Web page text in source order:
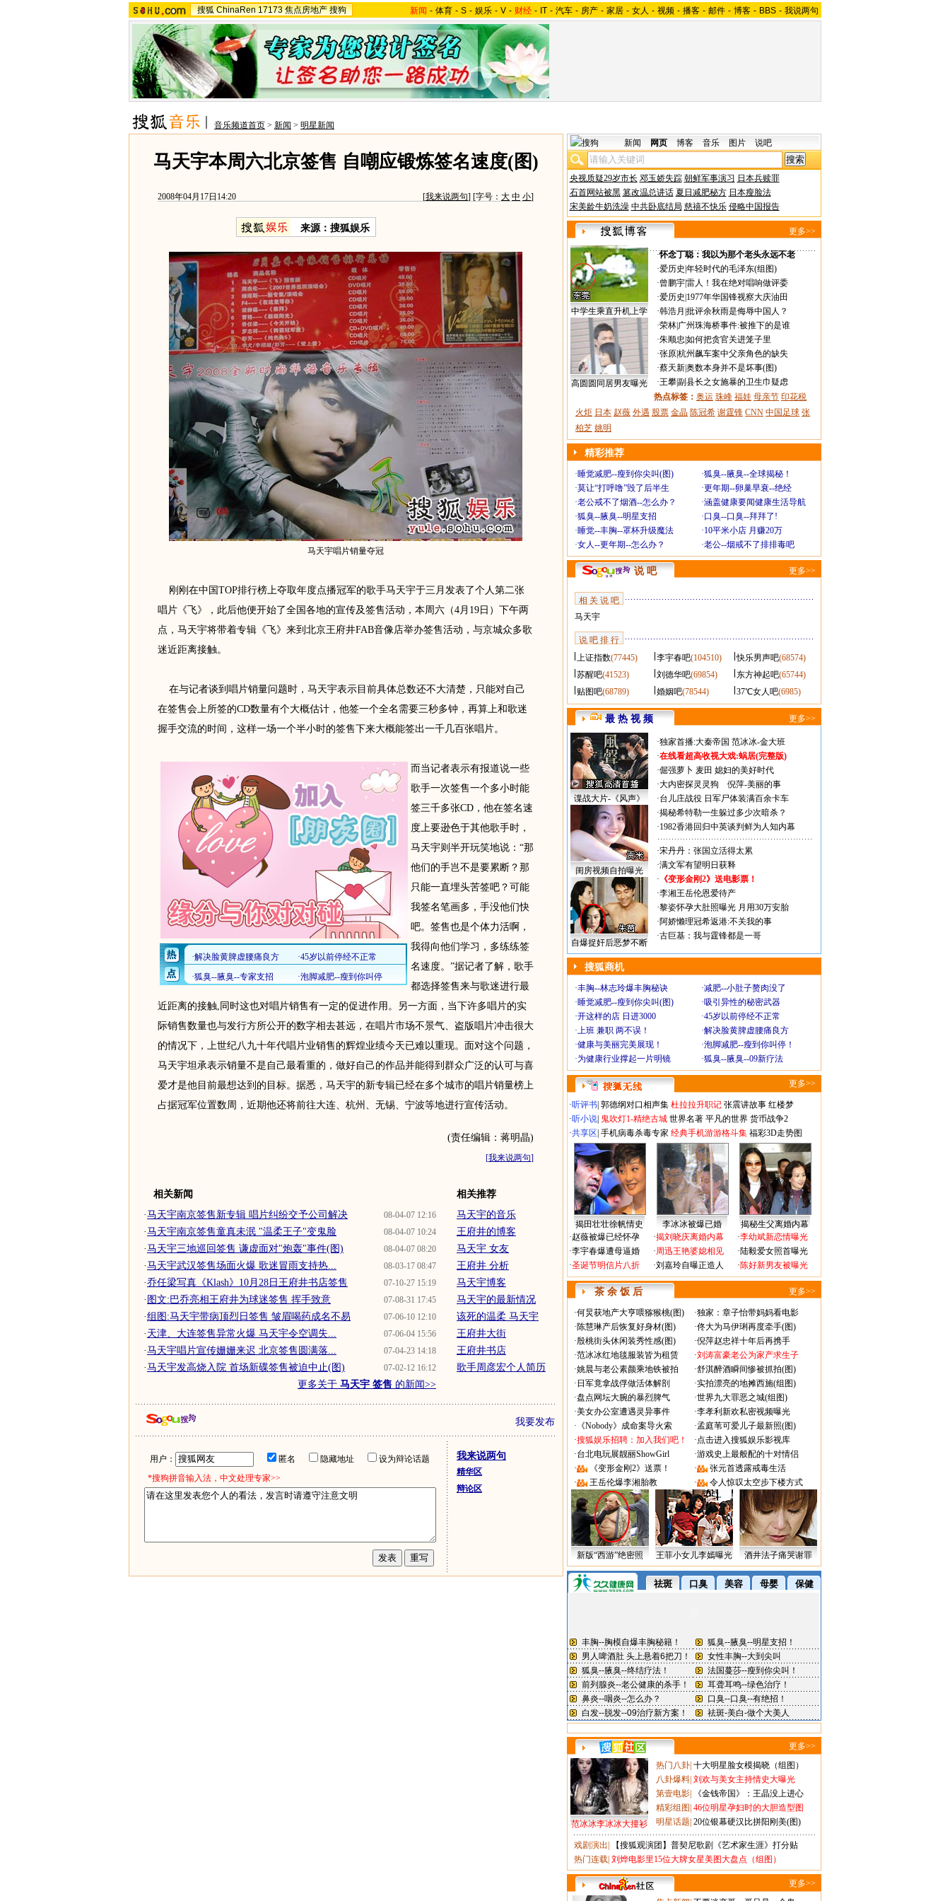
搜狐 ChinaRen 17173 焦点房地产 搜狗 新闻 - 体育 - S - 娱乐 - V - 财经 - IT - 汽车 - 房产 - 家居 - 女人 - 视频 - 播客 - 邮件 - 博客 - BBS - 我说两句
音乐频道首页 > 新闻 > 明星新闻
马天宇本周六北京签售 自嘲应锻炼签名速度(图)
2008年04月17日14:20 [我来说两句] [字号： 大 中 小]
来源：搜狐娱乐
马天宇唱片销量夺冠
刚刚在中国TOP排行榜上夺取年度点播冠军的歌手马天宇于三月发表了个人第二张
唱片《飞》，此后他便开始了全国各地的宣传及签售活动，本周六（4月19日）下午两
点，马天宇将带着专辑《飞》来到北京王府井FAB音像店举办签售活动，与京城众多歌
迷近距离接触。
在与记者谈到唱片销量问题时，马天宇表示目前具体总数还不大清楚，只能对自己
在签售会上所签的CD数量有个大概估计，他签一个全名需要三秒多钟，再算上和歌迷
握手交流的时间，这样一场一个半小时的签售下来大概能签出一千几百张唱片。
而当记者表示有报道说一些
歌手一次签售一个多小时能
签三千多张CD，他在签名速
度上要逊色于其他歌手时，
马天宇则半开玩笑地说：“那
他们的手岂不是要累断？那
只能一直埋头苦签吧？可能
我签名笔画多，手没他们快
吧。签售也是个体力活啊，
我得向他们学习，多练练签
名速度。”据记者了解，歌手
都选择签售来与歌迷进行最
近距离的接触,同时这也对唱片销售有一定的促进作用。另一方面，当下许多唱片的实
际销售数量也与发行方所公开的数字相去甚远，在唱片市场不景气、盗版唱片冲击很大
的情况下，上世纪八九十年代唱片业销售的辉煌业绩今天已难以重现。面对这个问题，
马天宇坦承表示销量不是自己最看重的，做好自己的作品并能得到群众广泛的认可与喜
爱才是他目前最想达到的目标。据悉，马天宇的新专辑已经在多个城市的唱片销量榜上
占据冠军位置数周，近期他还将前往大连、杭州、无锡、宁波等地进行宣传活动。
(责任编辑：蒋明晶)
[我来说两句]
相关新闻
08-04-07 12:16
·马天宇南京签售新专辑 唱片纠纷交予公司解决
08-04-07 10:24
·马天宇南京签售童真未泯 "温柔王子"变鬼脸
08-04-07 08:20
·马天宇三地巡回签售 谦虚面对"炮轰"事件(图)
08-03-17 08:47
·马天宇武汉签售场面火爆 歌迷冒雨支持热...
07-10-27 15:19
·乔任梁写真《Klash》10月28日王府井书店签售
07-08-31 17:45
· 图文:巴乔亮相王府井为球迷签售 挥手致意
07-06-10 12:10
·组图:马天宇带病顶烈日签售 皱眉喝药成名不易
07-06-04 15:56
· 天津、大连签售异常火爆 马天宇令空调失...
07-04-23 14:18
·马天宇唱片宣传姗姗来迟 北京签售圆满落...
07-02-12 16:12
·马天宇发高烧入院 首场新碟签售被迫中止(图)
更多关于 马天宇 签售 的新闻>>
相关推荐
马天宇的音乐
王府井的博客
马天宇 女友
王府井 分析
马天宇博客
马天宇的最新情况
该死的温柔 马天宇
王府井大街
王府井书店
歌手周彦宏个人简历
我要发布
用户： 匿名 隐藏地址
设为辩论话题
*搜狗拼音输入法，中文处理专家>>
我来说两句
精华区
辩论区
新闻 网页 博客 音乐 图片 说吧
央视质疑29岁市长 邓玉娇失踪 朝鲜军事演习 日本兵赎罪
石首网站被黑 篡改温总讲话 夏日减肥秘方 日本瘦脸法
宋美龄牛奶洗澡 中共卧底结局 慈禧不快乐 侵略中国报告
更多>>
中学生乘直升机上学
高圆圆同居男友曝光
·怀念丁聪：我以为那个老头永远不老
·爱历史 年轻时代的毛泽东(组图)
·曾鹏宇|雷人！我在绝对唱响做评委
·爱历史 1977年华国锋视察大庆油田
·韩浩月 批评余秋雨是侮辱中国人？
·荣林| 广州珠海桥事件:被推下的是谁
·朱顺忠 如何把贪官关进笼子里
·张原|杭州飙车案中父亲角色的缺失
·蔡天新|奥数本身并不是坏事(图)
·王攀|副县长之女施暴的卫生巾疑虑
热点标签： 奥运 珠峰 福娃 母亲节 印花税
火炬 日本 赵薇 外遇 股票 金晶 陈冠希 谢霆锋 CNN 中国足球 张
柏芝 姚明
精彩推荐
·睡觉减肥--瘦到你尖叫(图) ·狐臭--腋臭--全球揭秘！
·莫让“打呼噜”毁了后半生 ·更年期--卵巢早衰--绝经
·老公戒不了烟酒--怎么办？ ·涵盖健康要闻健康生活导航
·狐臭--腋臭--明星支招 ·口臭--口臭--拜拜了!
·睡觉--丰胸--罩杯升级魔法 ·10平米小店 月赚20万
·女人--更年期--怎么办？ ·老公--烟戒不了排排毒吧
说 吧 更多>>
相 关 说 吧
马天宇
说 吧 排 行
上证指数(77445) 李宇春吧(104510) 快乐男声吧(68574)
苏醒吧(41523) 刘德华吧(69854) 东方神起吧(65744)
贴图吧(68789) 婚姻吧(78544) 37℃女人吧(6985)
最 热 视 频 更多>>
谍战大片-《风声》
闺房视频自拍曝光
自爆捉奸后恶梦不断
·独家首播:大秦帝国 范冰冰-金大班
·在线看超高收视大戏:蜗居(完整版)
·倔强萝卜 麦田 媳妇的美好时代
·大内密探灵灵狗
倪萍-美丽的事
·台儿庄战役 日军尸体装满百余卡车
·揭秘希特勒一生躲过多少次暗杀？
·1982香港回归中英谈判鲜为人知内幕
·宋丹丹：张国立活得太累
·满文军有望明日获释
· 《变形金刚2》送电影票！
·李湘王岳伦恩爱待产
·黎姿怀孕大肚照曝光 月用30万安胎
·阿娇懒理冠希返港:不关我的事
·古巨基：我与霆锋都是一哥
搜狐商机
·丰胸--林志玲爆丰胸秘诀 ·减肥--小肚子赘肉没了
·睡觉减肥--瘦到你尖叫(图) ·吸引异性的秘密武器
·开这样的店 日进3000 ·45岁以前停经不正常
·上班 兼职 两不误！ ·解决脸黄脾虚腰痛良方
·健康与美丽完美展现！ ·泡脚减肥--瘦到你叫停！
·为健康行业撑起一片明镜 ·狐臭--腋臭--09新疗法
更多>>
·听评书 郭德纲对口相声集 杜拉拉升职记 张震讲故事 红楼梦
·听小说 鬼吹灯1-精绝古城 世界名著 平凡的世界 货币战争2
·共享区 手机病毒杀毒专家 经典手机游游格斗集 福彩3D走势图
揭田壮壮徐帆情史 李冰冰被爆已婚
揭秘生父离婚内幕
·赵薇被爆已经怀孕
·李宇春爆遭母逼婚
·圣诞节明信片八折
·揭刘晓庆离婚内幕
·周迅王艳婆媳相见
·刘嘉玲自曝正造人
·李幼斌新恋情曝光
·陆毅爱女照首曝光
·陈好新男友被曝光
茶 余 饭 后 更多>>
·何炅获地产大亨喂猕猴桃(图) ·独家：章子怡带妈妈看电影
·陈慧琳产后恢复好身材(图) ·佟大为马伊琍再度牵手(图)
·殷桃街头休闲装秀性感(图) ·倪萍赵忠祥十年后再携手
·范冰冰红地毯服装皆为租赁 ·刘涛富豪老公为家产求生子
·姚晨与老公素颜乘地铁被拍 ·舒淇醉酒瞬间惨被抓拍(图)
· 日军竟拿战俘做活体解剖 ·实拍漂亮的地摊西施(组图)
·盘点网坛大腕的暴烈脾气 ·世界九大罪恶之城(组图)
·美女办公室遭遇灵异事件 ·李孝利新欢私密视频曝光
· 《Nobody》成命案导火索 ·孟庭苇可爱儿子最新照(图)
·搜狐娱乐招聘：加入我们吧！ ·点击进入搜狐娱乐影视库
·台北电玩展靓丽ShowGirl ·游戏史上最般配的十对情侣
·
《变形金刚2》送票！ ·
张元首透露戒毒生活
·
王岳伦爆李湘胎教 · 令人惊叹太空步下楼方式
新版“西游”绝密照 王菲小女儿李嫣曝光 酒井法子痛哭谢罪
更多>>
范冰冰李冰冰大撞衫
热门八卦 十大明星脸女模揭晓（组图）
八卦爆料 刘欢与美女主持情史大曝光
第壹电影
《金钱帝国》：王晶没上进心
精彩组图 46位明星孕妇时的大胆造型图
明星话题 20位银幕硬汉比拼阳刚美(图)
戏剧演出
【搜狐观演团】普契尼歌剧《艺术家生涯》打分贴
热门连载 刘烨电影里15位大牌女星美图大盘点（组图）
更多>>